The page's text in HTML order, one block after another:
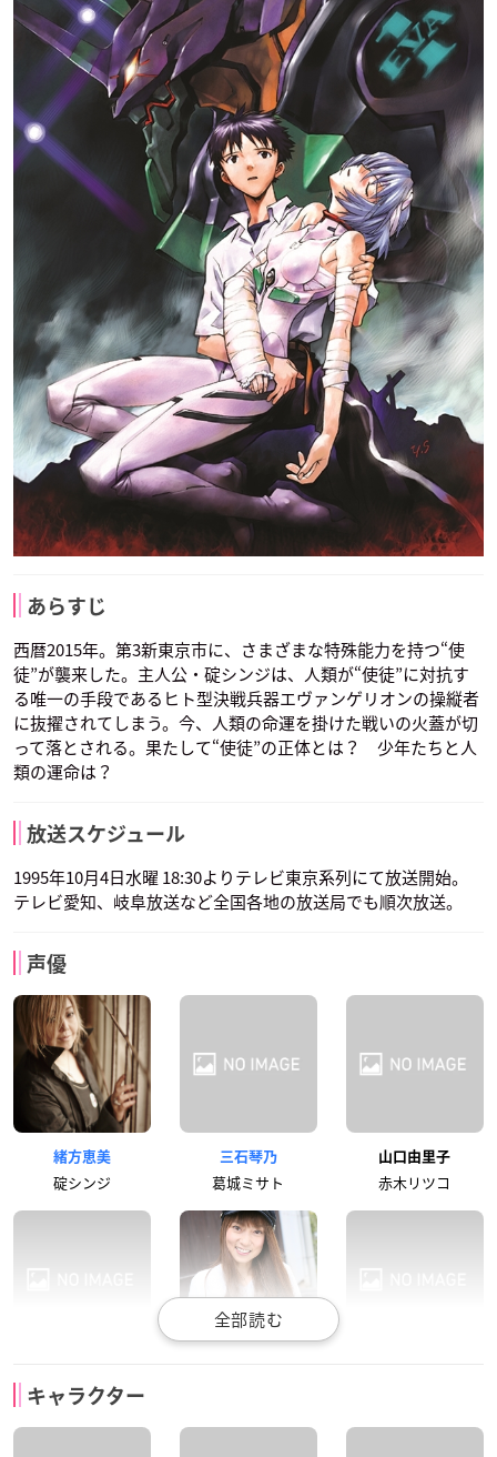
あらすじ
西暦2015年。第3新東京市に、さまざまな特殊能力を持つ“使
徒”が襲来した。主人公・碇シンジは、人類が“使徒”に対抗す
る唯一の手段であるヒト型決戦兵器エヴァンゲリオンの操縦者
に抜擢されてしまう。今、人類の命運を掛けた戦いの火蓋が切
って落とされる。果たして“使徒”の正体とは？ 少年たちと人
類の運命は？
放送スケジュール
1995年10月4日水曜 18:30よりテレビ東京系列にて放送開始。
テレビ愛知、岐阜放送など全国各地の放送局でも順次放送。
声優
緒方恵美
碇シンジ
三石琴乃
葛城ミサト
山口由里子
赤木リツコ
綾波レイ
キャラクター